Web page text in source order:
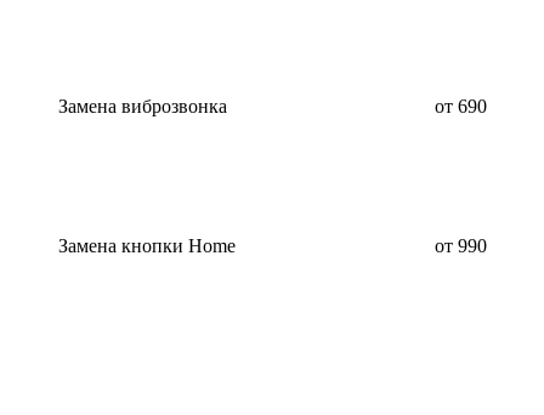
Замена виброзвонка от 690
Замена кнопки Home от 990